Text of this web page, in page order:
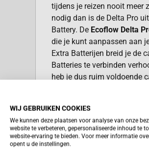
tijdens je reizen nooit meer
nodig dan is de Delta Pro
Battery. De Ecoflow Delta
die je kunt aanpassen aan
Extra Batterijen breid je de
Batteries te verbinden
heb je dus ruim voldoende
energie te voorzien. Het
capaciteit van 25kWh. De
meterkast te integreren is
Hiervoor heb je een
Heb je de zonne-energie
worden afgenomen door
WIJ GEBRUIKEN COOKIES
We kunnen deze plaatsen voor analyse van onze
website te verbeteren, gepersonaliseerde inhoud te
website-ervaring te bieden. Voor meer informatie
opent u de instellingen.